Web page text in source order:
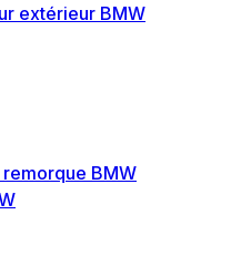
extérieur BMW
BMW